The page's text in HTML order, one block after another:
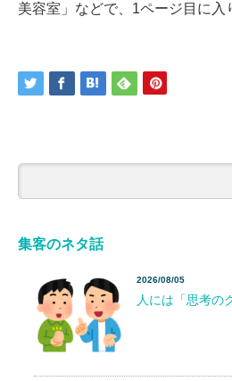
美容室」などで、1ページ目に入
集客のネタ話
2026/08/05
人には「思考の